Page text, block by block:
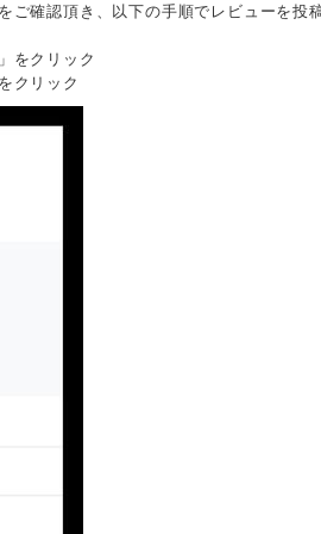
確認頂き、以下の手順でレビューを投
をクリック
クリック